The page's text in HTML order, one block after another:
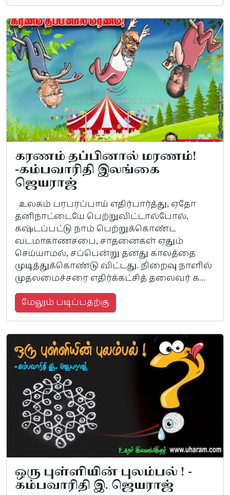
கரணம் தப்பினால் மரணம்!
-கம்பவாரிதி இலங்கை
ஜெயராஜ்
உலகம் பரபரப்பாய் எதிர்பார்த்து, ஏதோ
தனிநாட்டையே பெற்றுவிட்டால்போல்,
கஷ்டப்பட்டு நாம் பெற்றுக்கொண்ட
வடமாகாணசபை, சாதனைகள் ஏதும்
செய்யாமல், சப்பென்று தனது காலத்தை
முடித்துக்கொண்டு விட்டது. நிறைவு நாளில்
முதலமைச்சரை எதிர்க்கட்சித் தலைவர் க...
மேலும் படிப்பதற்கு
ஒரு புள்ளியின் புலம்பல் ! -
கம்பவாரிதி இ. ஜெயராஜ்